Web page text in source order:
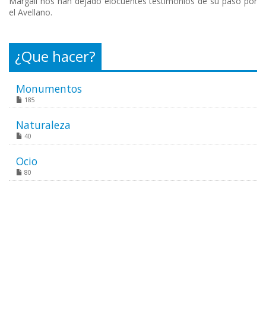
el Avellano.
¿Que hacer?
Monumentos
185
Naturaleza
40
Ocio
80